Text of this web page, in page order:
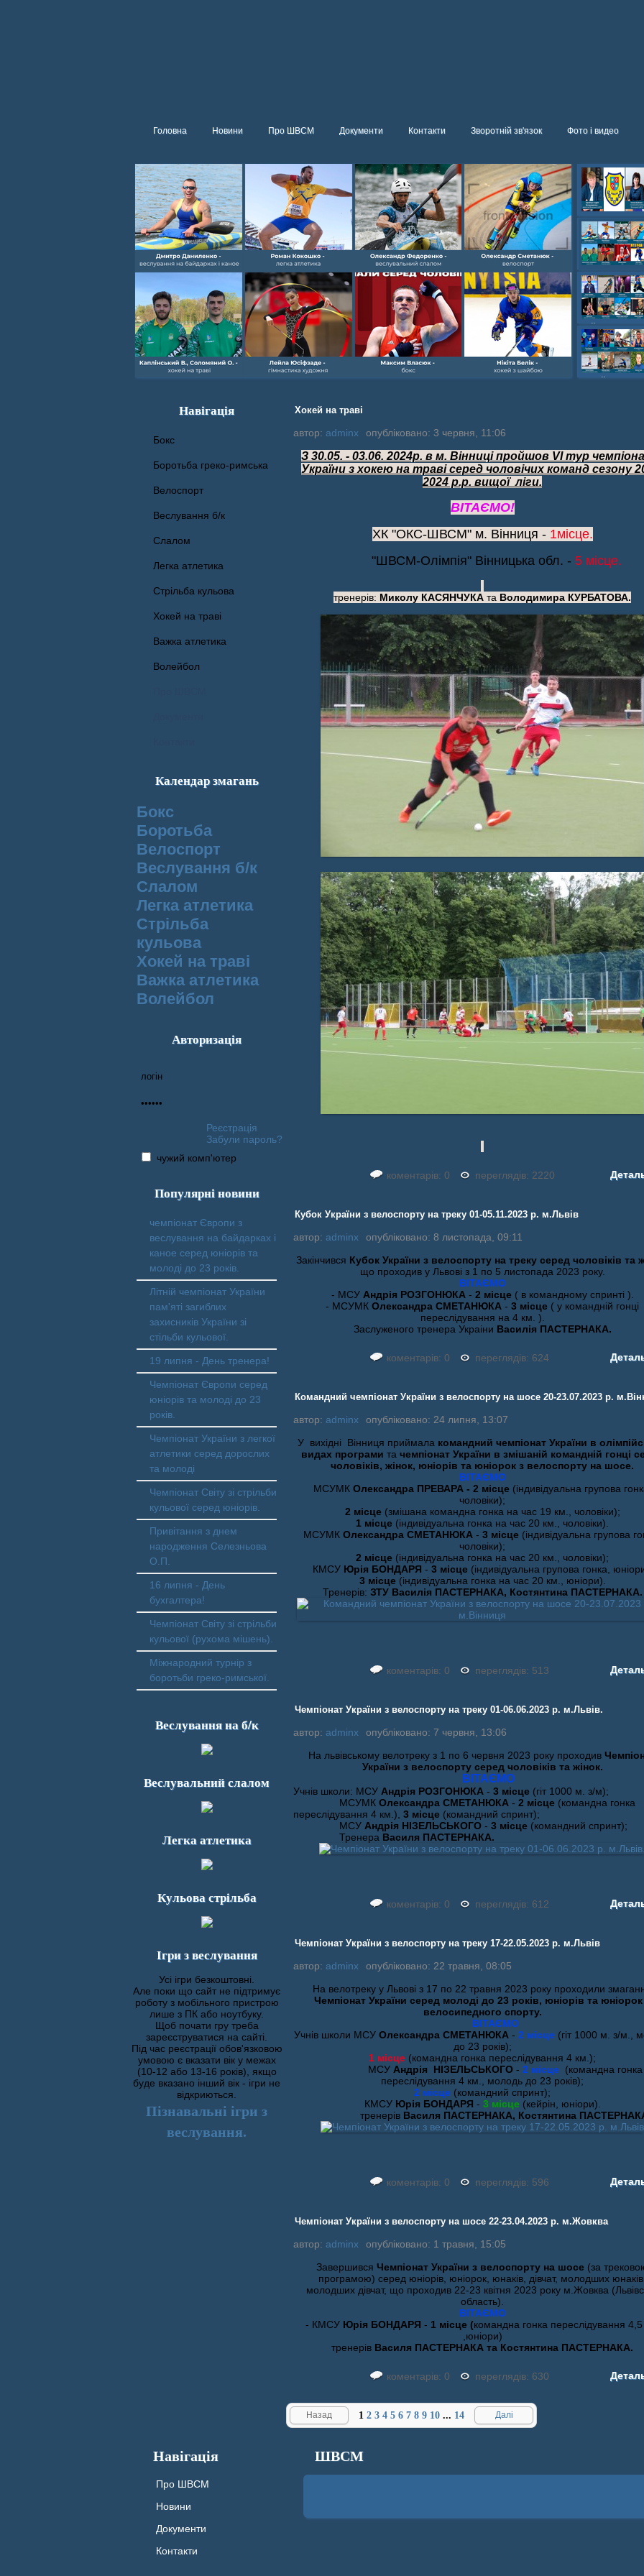
Головна Новини Про ШВСМ Документи Контакти Зворотній зв'язок Фото і видео
Олександр-
Олександр-
шайбою,Ігор
Колісник-
веслвальний
Навігація
Бокс
Боротьба греко-римська
Велоспорт
Веслування б/к
Cлалом
Легка атлетика
Стрільба кульова
Хокей на траві
Важка атлетика
Волейбол
Календар змагань
Бокс
Боротьба
Велоспорт
Веслування б/к
Cлалом
Легка атлетика
Стрільба
кульова
Хокей на траві
Важка атлетика
Волейбол
Авторизація
Реєстрація
Забули пароль?
чужий комп'ютер
Популярні новини
чемпіонат Європи з
веслування на байдарках і
каное серед юніорів та
молоді до 23 років.
Літній чемпіонат України
пам'яті загиблих
захисників України зі
стільби кульової.
19 липня - День тренера!
Чемпіонат Європи серед
юніорів та молоді до 23
років.
Чемпіонат України з легкої
атлетики серед дорослих
та молоді
Чемпіонат Світу зі стрільби
кульової серед юніорів.
Привітання з днем
народження Селезньова
О.П.
16 липня - День
бухгалтера!
Чемпіонат Світу зі стрільби
кульової (рухома мішень).
Міжнародний турнір з
боротьби греко-римської.
Веслування на б/к
Веслувальний слалом
Легка атлетика
Кульова стрільба
Ігри з веслування
Усі ігри безкоштовні.
Але поки що сайт не підтримує
роботу з мобільного пристрою
лише з ПК або ноутбуку.
Щоб почати гру треба
зареєструватися на сайті.
Під час реєстрації обов'язковою
умовою є вказати вік у межах
(10-12 або 13-16 років), якщо
буде вказано інший вік - ігри не
відкриються.
Пізнавальні ігри з
веслування.
Хокей на траві
автор: adminx опубліковано: 3 червня, 11:06
З 30.05. - 03.06. 2024р. в м. Вінниці пройшов VІ тур
України з хокею на траві серед чоловічих команд сезону
2024 р.р. вищої ліги.
ВІТАЄМО!
ХК "ОКС-ШВСМ" м. Вінниця - 1місце.
"ШВСМ-Олімпія" Вінницька обл. - 5 місце.
тренерів: Миколу КАСЯНЧУКА та Володимира КУРБАТОВА.
коментарів: 0 переглядів: 2220
Кубок України з велоспорту на треку 01-05.11.2023 р. м.Львів
автор: adminx
опубліковано: 8 листопада, 09:11
Закінчився Кубок України з велоспорту на треку серед чоловіків та
що проходив у Львові з 1 по 5 листопада 2023 року.
ВІТАЄМО
- МСУ Андрія РОЗГОНЮКА - 2 місце( в командному спринті ).
- МСУМК Олександра СМЕТАНЮКА - 3 місце ( у командній гонці
переслідування на 4 км. ).
Заслуженого тренера Украіни Василія ПАСТЕРНАКА.
коментарів: 0 переглядів: 624
Командний чемпіонат України з велоспорту на шосе 20-23.07.2023 р.
автор: adminx
опубліковано: 24 липня, 13:07
У вихідні Вінниця приймала командний чемпіонат України в
видах програми та чемпіонат України в змішаній командній гонці
чоловіків, жінок, юніорів та юніорок з велоспорту на шосе.
ВІТАЄМО
МСУМК Олександра ПРЕВАРА - 2 місце (індивідуальна групова
чоловіки);
2 місце (змішана командна гонка на час 19 км., чоловіки);
1 місце (індивідуальна гонка на час 20 км., чоловіки).
МСУМК Олександра СМЕТАНЮКА - 3 місце (індивідуальна групова
чоловіки);
2 місце (індивідуальна гонка на час 20 км., чоловіки);
КМСУ Юрія БОНДАРЯ - 3 місце (індивідуальна групова гонка,
3 місце(індивідуальна гонка на час 20 км., юніори).
Тренерів: ЗТУ Василія ПАСТЕРНАКА, Костянтина ПАСТЕРНАКА.
коментарів: 0 переглядів: 513
Чемпіонат України з велоспорту на треку 01-06.06.2023 р. м.Львів.
автор: adminx
опубліковано: 7 червня, 13:06
На львівському велотреку з 1 по 6 червня 2023 року проходив
України з велоспорту серед чоловіків та жінок.
ВІТАЄМО
Учнів школи: МСУ Андрія РОЗГОНЮКА - 3 місце (гіт 1000 м. з/м);
МСУМК Олександра СМЕТАНЮКА - 2 місце (командна гонка
переслідування 4 км.), 3 місце (командний спринт);
МСУ Андрія НІЗЕЛЬСЬКОГО - 3 місце (командний спринт);
Тренера Василя ПАСТЕРНАКА.
коментарів: 0 переглядів: 612
Чемпіонат України з велоспорту на треку 17-22.05.2023 р. м.Львів
автор: adminx
опубліковано: 22 травня, 08:05
На велотреку у Львові з 17 по 22 травня 2023 року проходили
Чемпіонат України серед молоді до 23 років, юніорів та юніорок
велосипедного спорту.
ВІТАЄМО
Учнів школи МСУ Олександра СМЕТАНЮКА - 2 місце(гіт 1000 м. з/м.,
до 23 років);
1 місце (командна гонка переслідування 4 км.);
МСУ Андрія НІЗЕЛЬСЬКОГО - 2 місце (командна гонка
переслідування 4 км., молодь до 23 років);
2 місце (командний спринт);
КМСУ Юрія БОНДАРЯ - 3 місце (кейрін, юніори).
тренерів Василя ПАСТЕРНАКА, Костянтина
коментарів: 0 переглядів: 596
Чемпіонат України з велоспорту на шосе 22-23.04.2023 р. м.Жовква
автор: adminx
опубліковано: 1 травня, 15:05
Завершився Чемпіонат України з велоспорту на шосе (за
програмою) серед юніорів, юніорок, юнаків, дівчат, молодших юнаків,
молодших дівчат, що проходив 22-23 квітня 2023 року м.Жовква
область).
ВІТАЄМО
- КМСУ Юрія БОНДАРЯ - 1 місце (командна гонка переслідування 4,5
,юніори)
тренерів Василя ПАСТЕРНАКА та Костянтина ПАСТЕРНАКА.
коментарів: 0 переглядів: 630
Назад 1 2 3 4 5 6 7 8 9 10 ... 14 Далі
Навігація
Про ШВСМ
Новини
Документи
Контакти
ШВСМ